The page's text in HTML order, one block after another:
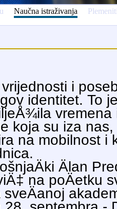
Naučna istraživanja
i
identitet. To
vremena
koja su iza
na mobilnost i
Älan
na poÄetku